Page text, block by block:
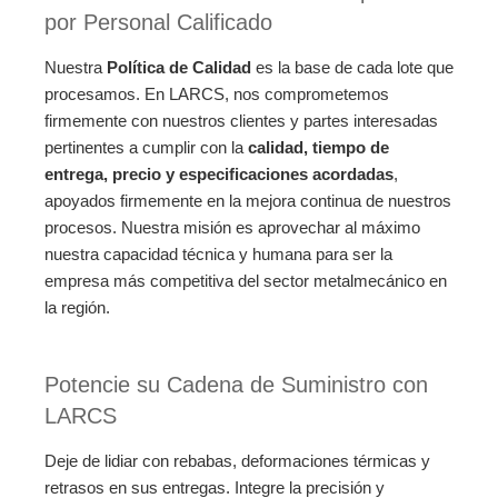
por Personal Calificado
Nuestra Política de Calidad es la base de cada lote que
procesamos. En LARCS, nos comprometemos
firmemente con nuestros clientes y partes interesadas
pertinentes a cumplir con la calidad, tiempo de
entrega, precio y especificaciones acordadas,
apoyados firmemente en la mejora continua de nuestros
procesos. Nuestra misión es aprovechar al máximo
nuestra capacidad técnica y humana para ser la
empresa más competitiva del sector metalmecánico en
la región.
Potencie su Cadena de Suministro con
LARCS
Deje de lidiar con rebabas, deformaciones térmicas y
retrasos en sus entregas. Integre la precisión y